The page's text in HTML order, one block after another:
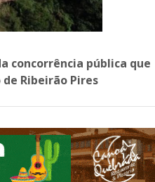
concorrência pública que
Ribeirão Pires